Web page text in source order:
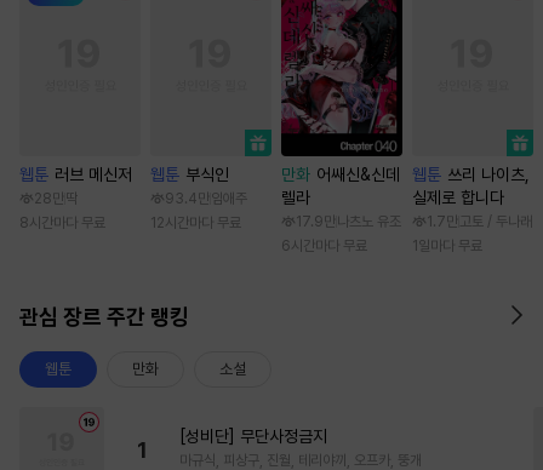
웹툰 러브 메신저
28만 딱
8시간마다 무료
웹툰 부식인
93.4만 임애주
12시간마다 무료
만화 어쌔신&신데
렐라
17.9만 나츠노 유조
6시간마다 무료
웹툰 쓰리 나이츠,
실제로 합니다
1.7만 고토 / 두나래
1일마다 무료
관심 장르 주간 랭킹
웹툰 만화 소설
1
[성비단] 무단사정금지
마규식, 피상구, 진월, 테리야끼, 오프카, 뚱개